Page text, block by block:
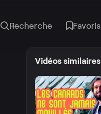
Recherche Favoris
Vidéos similaires